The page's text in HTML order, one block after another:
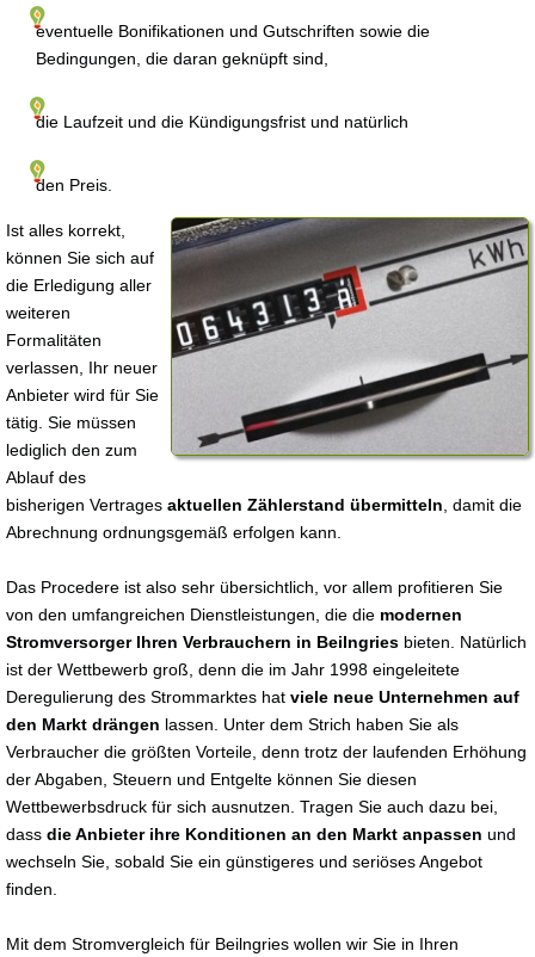
eventuelle Bonifikationen und Gutschriften sowie die
Bedingungen, die daran geknüpft sind,
die Laufzeit und die Kündigungsfrist und natürlich
den Preis.
Ist alles korrekt,
können Sie sich auf
die Erledigung aller
weiteren
Formalitäten
verlassen, Ihr neuer
Anbieter wird für Sie
tätig. Sie müssen
lediglich den zum
Ablauf des
bisherigen Vertrages aktuellen Zählerstand übermitteln , damit die
Abrechnung ordnungsgemäß erfolgen kann.
Das Procedere ist also sehr übersichtlich, vor allem profitieren Sie
von den umfangreichen Dienstleistungen, die die modernen
Stromversorger Ihren Verbrauchern in Beilngries bieten. Natürlich
ist der Wettbewerb groß, denn die im Jahr 1998 eingeleitete
Deregulierung des Strommarktes hat viele neue Unternehmen auf
den Markt drängen lassen. Unter dem Strich haben Sie als
Verbraucher die größten Vorteile, denn trotz der laufenden Erhöhung
der Abgaben, Steuern und Entgelte können Sie diesen
Wettbewerbsdruck für sich ausnutzen. Tragen Sie auch dazu bei,
dass die Anbieter ihre Konditionen an den Markt anpassen und
wechseln Sie, sobald Sie ein günstigeres und seriöses Angebot
finden.
Mit dem Stromvergleich für Beilngries wollen wir Sie in Ihren